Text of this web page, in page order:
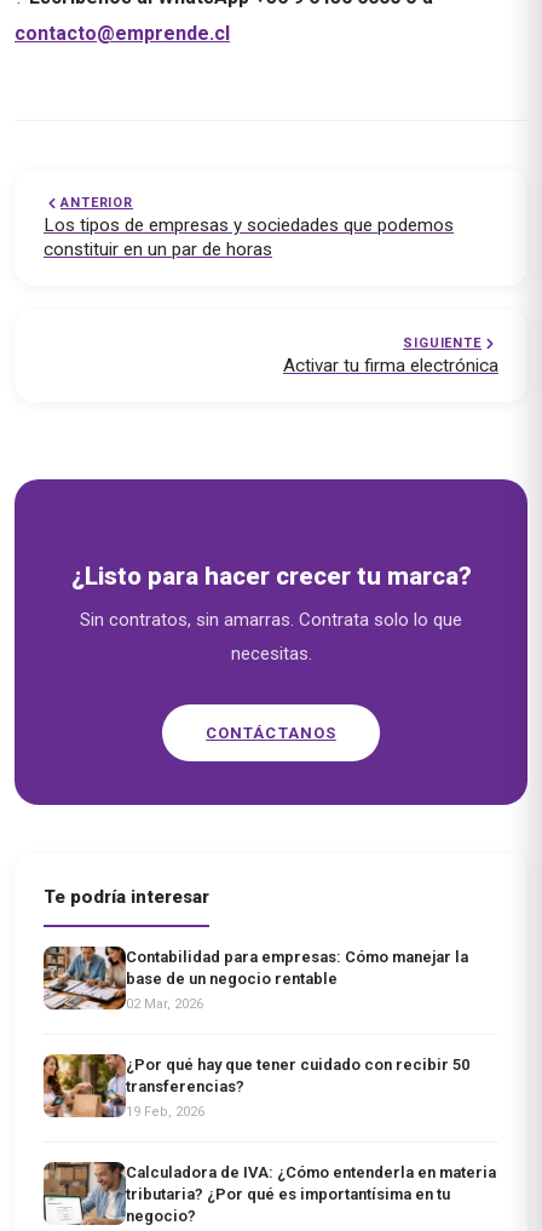
contacto@emprende.cl
ANTERIOR
Los tipos de empresas y sociedades que podemos
constituir en un par de horas
SIGUIENTE
Activar tu firma electrónica
¿Listo para hacer crecer tu marca?
Sin contratos, sin amarras. Contrata solo lo que
necesitas.
CONTÁCTANOS
Te podría interesar
Contabilidad para empresas: Cómo manejar la
base de un negocio rentable
02 Mar, 2026
¿Por qué hay que tener cuidado con recibir 50
transferencias?
19 Feb, 2026
Calculadora de IVA: ¿Cómo entenderla en materia
tributaria? ¿Por qué es importantísima en tu
negocio?